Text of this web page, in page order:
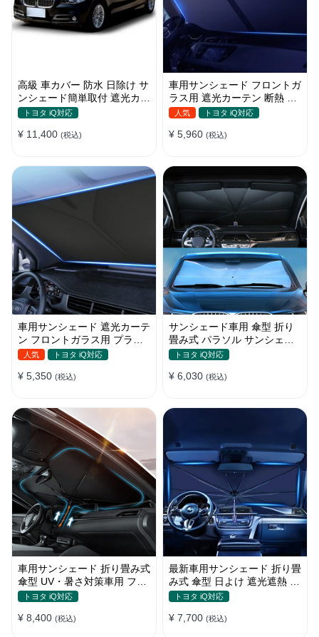
高級 車カバー 防水 日除け サ
ンシェード簡単取付 遮光カー
テン 日焼け対策 断熱 汎用
トヨタ iQ対応
¥ 11,400 (税込)
車用サンシェード フロントガ
ラス用 遮光カーテン 断熱 日
焼け 汎用 UVカット 取付簡単
人気 トヨタ iQ対応
¥ 5,960 (税込)
車用サンシェード 遮光カーテ
ン フロントガラス用 プライ
バシー保護 遮熱 日よけ 省エ
人気 トヨタ iQ対応
¥ 5,350 (税込)
サンシェード車用 傘型 折り
畳み式 パラソル サンシェー
ド 簡単取付 遮光遮熱 車窓日
トヨタ iQ対応
¥ 6,030 (税込)
車用サンシェード 折り畳み式
傘型 UV・暑さ対策車用 フロ
ントカバー 収納簡単 おすす
トヨタ iQ対応
¥ 8,400 (税込)
最新車用サンシェード 折り畳
み式 傘型 日よけ 遮光遮熱 放
熱効果倍増 収納ポーチ付き
トヨタ iQ対応
¥ 7,700 (税込)